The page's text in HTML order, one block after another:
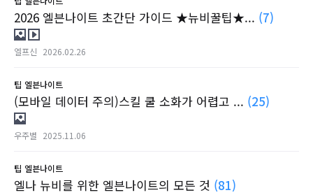
2026 엘븐나이트 초간단 가이드 ★뉴비꿀팁★... (7)
엘프신 2026.02.26
팁 엘븐나이트
(모바일 데이터 주의)스킬 쿨 소화가 어렵고 ... (25)
우주별 2025.11.06
팁 엘븐나이트
엘나 뉴비를 위한 엘븐나이트의 모든 것 (81)